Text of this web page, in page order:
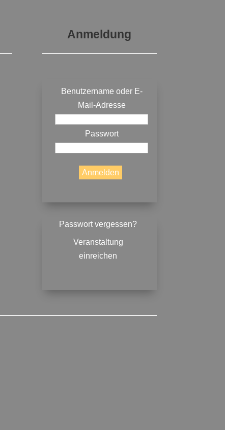
Anmeldung
Benutzername oder E-
Mail-Adresse
Passwort
Passwort vergessen?
Veranstaltung
einreichen